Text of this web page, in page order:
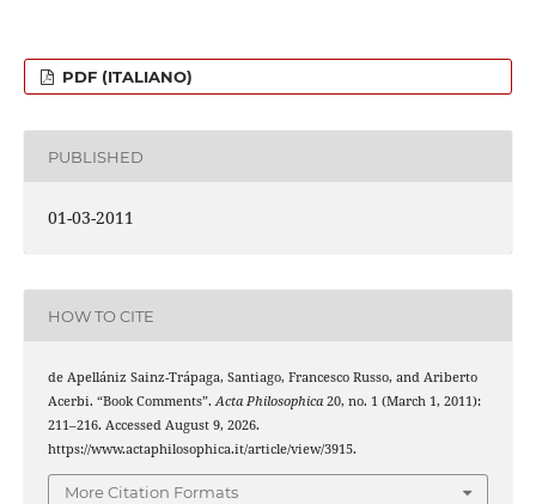
PDF (ITALIANO)
PUBLISHED
01-03-2011
HOW TO CITE
de Apellániz Sainz-Trápaga, Santiago, Francesco Russo, and Ariberto
Acerbi. “Book Comments”.Acta Philosophica20, no. 1 (March 1, 2011):
211–216. Accessed August 9, 2026.
https://www.actaphilosophica.it/article/view/3915.
More Citation Formats